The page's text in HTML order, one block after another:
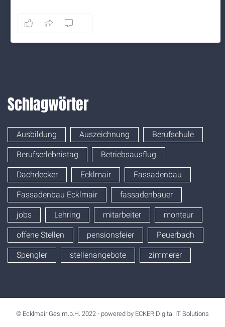
Schlagwörter
Ausbildung Auszeichnung Berufschule
Berufserlebnistag Betriebsausflug
Dachdecker Ecklmair Fassadenbau
Fassadenbau Ecklmair fassadenbauer
jobs Lehring mitarbeiter monteur
offene Stellen pensionsfeier Peuerbach
Spengler stellenangebote zimmerer
© Ecklmair Ges.m.b.H. 2022 - powered by ECKER.Digital IT Solutions